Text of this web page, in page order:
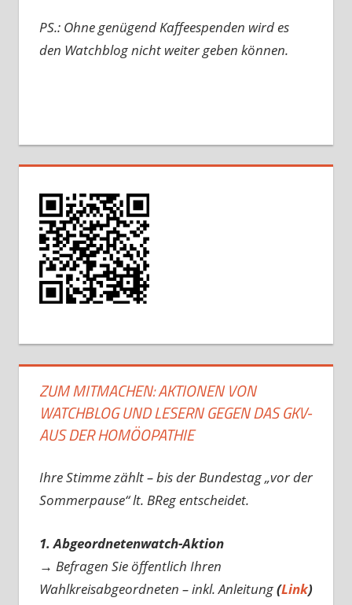
PS.: Ohne genügend Kaffeespenden wird es
den Watchblog nicht weiter geben können.
ZUM MITMACHEN: AKTIONEN VON
WATCHBLOG UND LESERN GEGEN DAS GKV-
AUS DER HOMÖOPATHIE
Ihre Stimme zählt – bis der Bundestag „vor der
Sommerpause“ lt. BReg entscheidet.
1. Abgeordnetenwatch-Aktion
→ Befragen Sie öffentlich Ihren
Wahlkreisabgeordneten – inkl. Anleitung(Link)